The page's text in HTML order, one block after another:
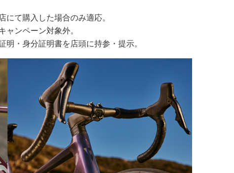
て購入した場合のみ適応。
ャンペーン対象外。
・身分証明書を店頭に持参・提示。